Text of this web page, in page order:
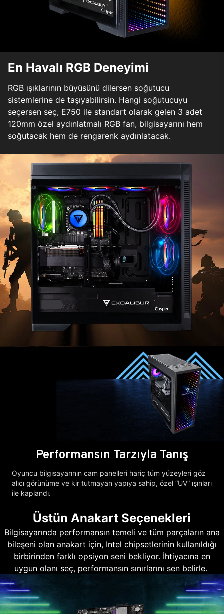
En Havalı RGB Deneyimi
RGB ışıklarının büyüsünü dilersen soğutucu
sistemlerine de taşıyabilirsin. Hangi soğutucuyu
seçersen seç, E750 ile standart olarak gelen 3 adet
120mm özel aydınlatmalı RGB fan, bilgisayarını hem
soğutacak hem de rengarenk aydınlatacak.
Performansın Tarzıyla Tanış
Oyuncu bilgisayarının cam panelleri hariç tüm yüzeyleri göz
alıcı görünüme ve kir tutmayan yapıya sahip, özel “UV” ışınları
ile kaplandı.
Üstün Anakart Seçenekleri
Bilgisayarında performansın temeli ve tüm parçaların ana
bileşeni olan anakart için, Intel chipsetlerinin kullanıldığı
birbirinden farklı opsiyon seni bekliyor. İhtiyacına en
uygun olanı seç, performansın sınırlarını sen belirle.